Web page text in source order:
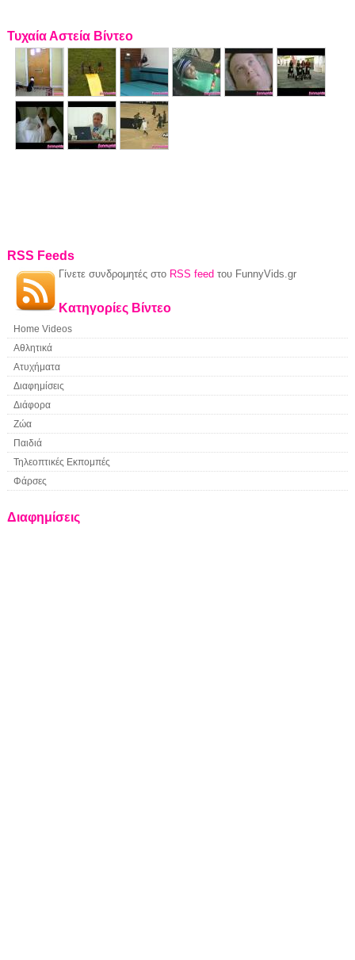
Τυχαία Αστεία Βίντεο
RSS Feeds
Γίνετε συνδρομητές στο RSS feed του FunnyVids.gr
Κατηγορίες Βίντεο
Home Videos
Αθλητικά
Ατυχήματα
Διαφημίσεις
Διάφορα
Ζώα
Παιδιά
Τηλεοπτικές Εκπομπές
Φάρσες
Διαφημίσεις